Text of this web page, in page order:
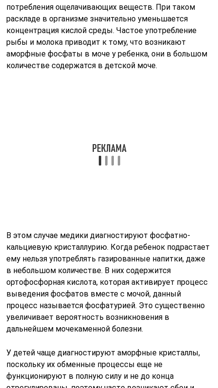
выведения фосфатов вместе с мочой, данный
процесс называется фосфатурией. Это существенно
функционируют в полную силу и не до конца
отрегулированы, поэтому часто возникают сбои и
проблемы. Воздействие даже самого незначительного
фактора окружающей среды может спровоцировать
сбой, в результате этого и возникает фосфатурия. В
некоторых случаях помимо фосфатов врач может
выделить и другие не менее опасные признаки
проблем со здоровьем у ребенка. Обязательно нужно
отправиться на полную диагностику организма, чтобы
проверить и предупредить развитие возможных
Фосфаты в детской моче сами по себе не
представляют особой опасности для здоровья, а вот